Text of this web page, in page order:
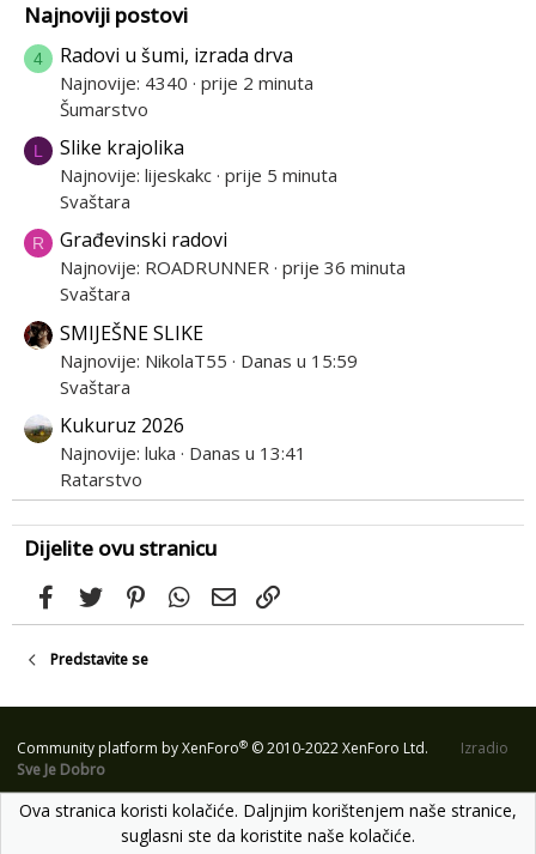
Najnoviji postovi
4 Radovi u šumi, izrada drva
Najnovije: 4340 prije 2 minuta
Šumarstvo
L Slike krajolika
Najnovije: lijeskakc prije 5 minuta
Svaštara
R Građevinski radovi
Najnovije: ROADRUNNER prije 36 minuta
Svaštara
SMIJEŠNE SLIKE
Najnovije: NikolaT55
Danas u 15:59
Svaštara
Kukuruz 2026
Najnovije: luka
Danas u 13:41
Ratarstvo
Dijelite ovu stranicu
FacebookTwitterPinterestWhatsApp
Email
Predstavite se
Community platform by XenForo® © 2010-2022 XenForo Ltd.
Izradio
Sve Je Dobro
Ova stranica koristi kolačiće. Daljnjim korištenjem naše stranice,
suglasni ste da koristite naše kolačiće.